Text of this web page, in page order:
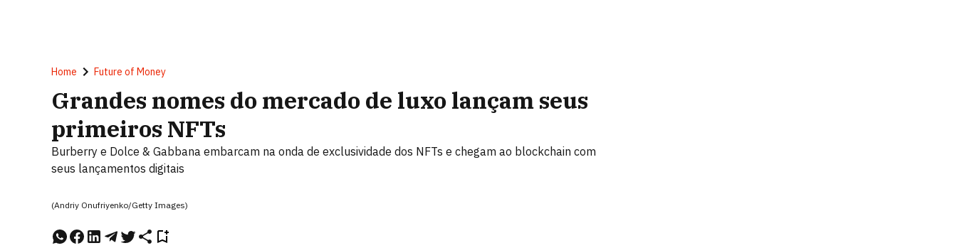
Home Future of Money
Grandes nomes do mercado de luxo lançam seus
primeiros NFTs
Burberry e Dolce & Gabbana embarcam na onda de exclusividade dos NFTs e chegam ao blockchain com
seus lançamentos digitais
(Andriy Onufriyenko/Getty Images)